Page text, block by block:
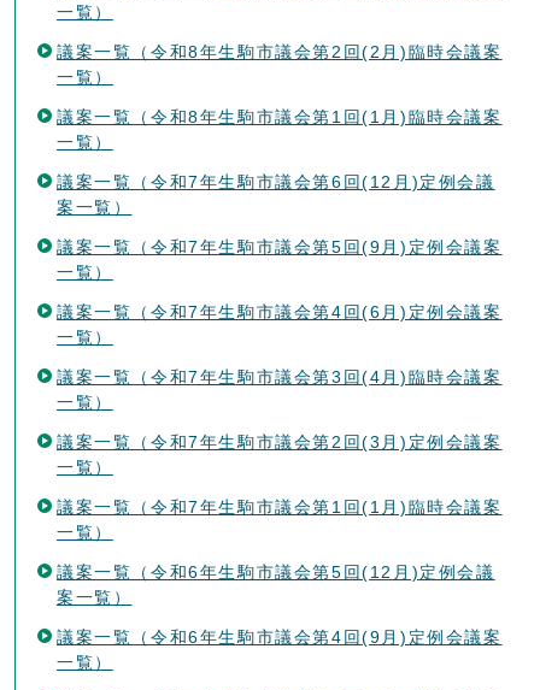
一覧）
議案一覧（令和8年生駒市議会第2回(2月)臨時会議案
一覧）
議案一覧（令和8年生駒市議会第1回(1月)臨時会議案
一覧）
議案一覧（令和7年生駒市議会第6回(12月)定例会議
案一覧）
議案一覧（令和7年生駒市議会第5回(9月)定例会議案
一覧）
議案一覧（令和7年生駒市議会第4回(6月)定例会議案
一覧）
議案一覧（令和7年生駒市議会第3回(4月)臨時会議案
一覧）
議案一覧（令和7年生駒市議会第2回(3月)定例会議案
一覧）
議案一覧（令和7年生駒市議会第1回(1月)臨時会議案
一覧）
議案一覧（令和6年生駒市議会第5回(12月)定例会議
案一覧）
議案一覧（令和6年生駒市議会第4回(9月)定例会議案
一覧）